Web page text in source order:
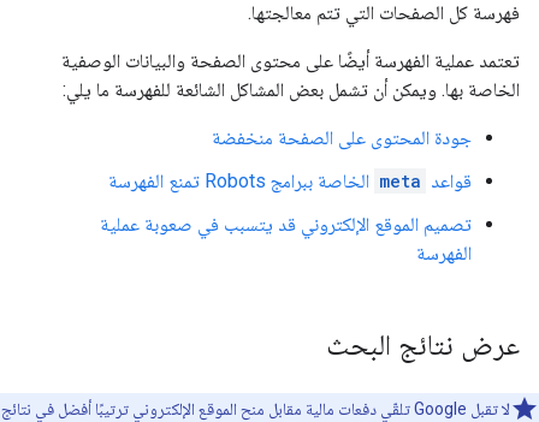
فهرسة كل الصفحات التي تتم معالجتها.
تعتمد عملية الفهرسة أيضًا على محتوى الصفحة والبيانات الوصفية
الخاصة بها. ويمكن أن تشمل بعض المشاكل الشائعة للفهرسة ما يلي:
جودة المحتوى على الصفحة منخفضة
قواعد meta الخاصة ببرامج Robots تمنع الفهرسة
تصميم الموقع الإلكتروني قد يتسبب في صعوبة عملية
الفهرسة
عرض نتائج البحث
لا تقبل Google تلقّي دفعات مالية مقابل منح الموقع الإلكتروني ترتيبًا أفضل في نتائج